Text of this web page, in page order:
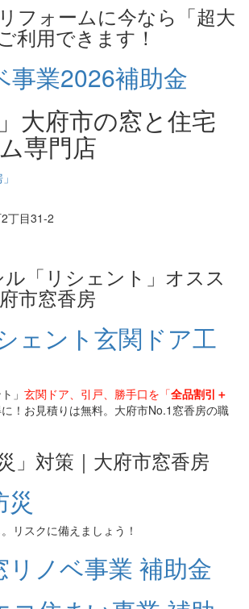
フォームに今なら「超大
利用できます！
大府市の窓と住宅
専門店
丁目31-2
「リシェント」オスス
市窓香房
」 玄関ドア、引戸、勝手口を「全品割引＋
！お見積りは無料。大府市No.1窓香房の職
」対策｜大府市窓香房
リスクに備えましょう！